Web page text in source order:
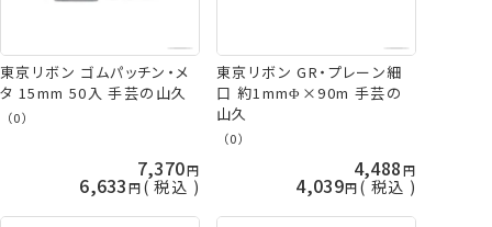
東京リボン ゴムパッチン・メ
タ 15mm 50入 手芸の山久
（0）
7,370
6,633 税込
東京リボン GR・プレーン細
口 約1mmΦ×90m 手芸の
山久
（0）
4,488
4,039 税込